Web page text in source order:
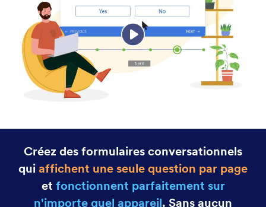
Fonctionnalités Jotform Options de formulaires avancées
Convertir les soumissions en document PDF